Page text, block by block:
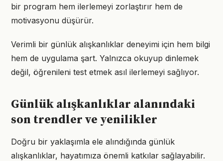
bir program hem ilerlemeyi zorlaştırır hem de
motivasyonu düşürür.
Verimli bir günlük alışkanlıklar deneyimi için hem bilgi
hem de uygulama şart. Yalnızca okuyup dinlemek
değil, öğrenileni test etmek asıl ilerlemeyi sağlıyor.
Günlük alışkanlıklar alanındaki
son trendler ve yenilikler
Doğru bir yaklaşımla ele alındığında günlük
alışkanlıklar, hayatımıza önemli katkılar sağlayabilir.